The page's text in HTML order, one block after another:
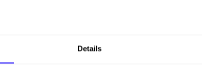
Details
av befintlig
och enskilda vägar.
Hindsberg-
väg i norr, mellan väg